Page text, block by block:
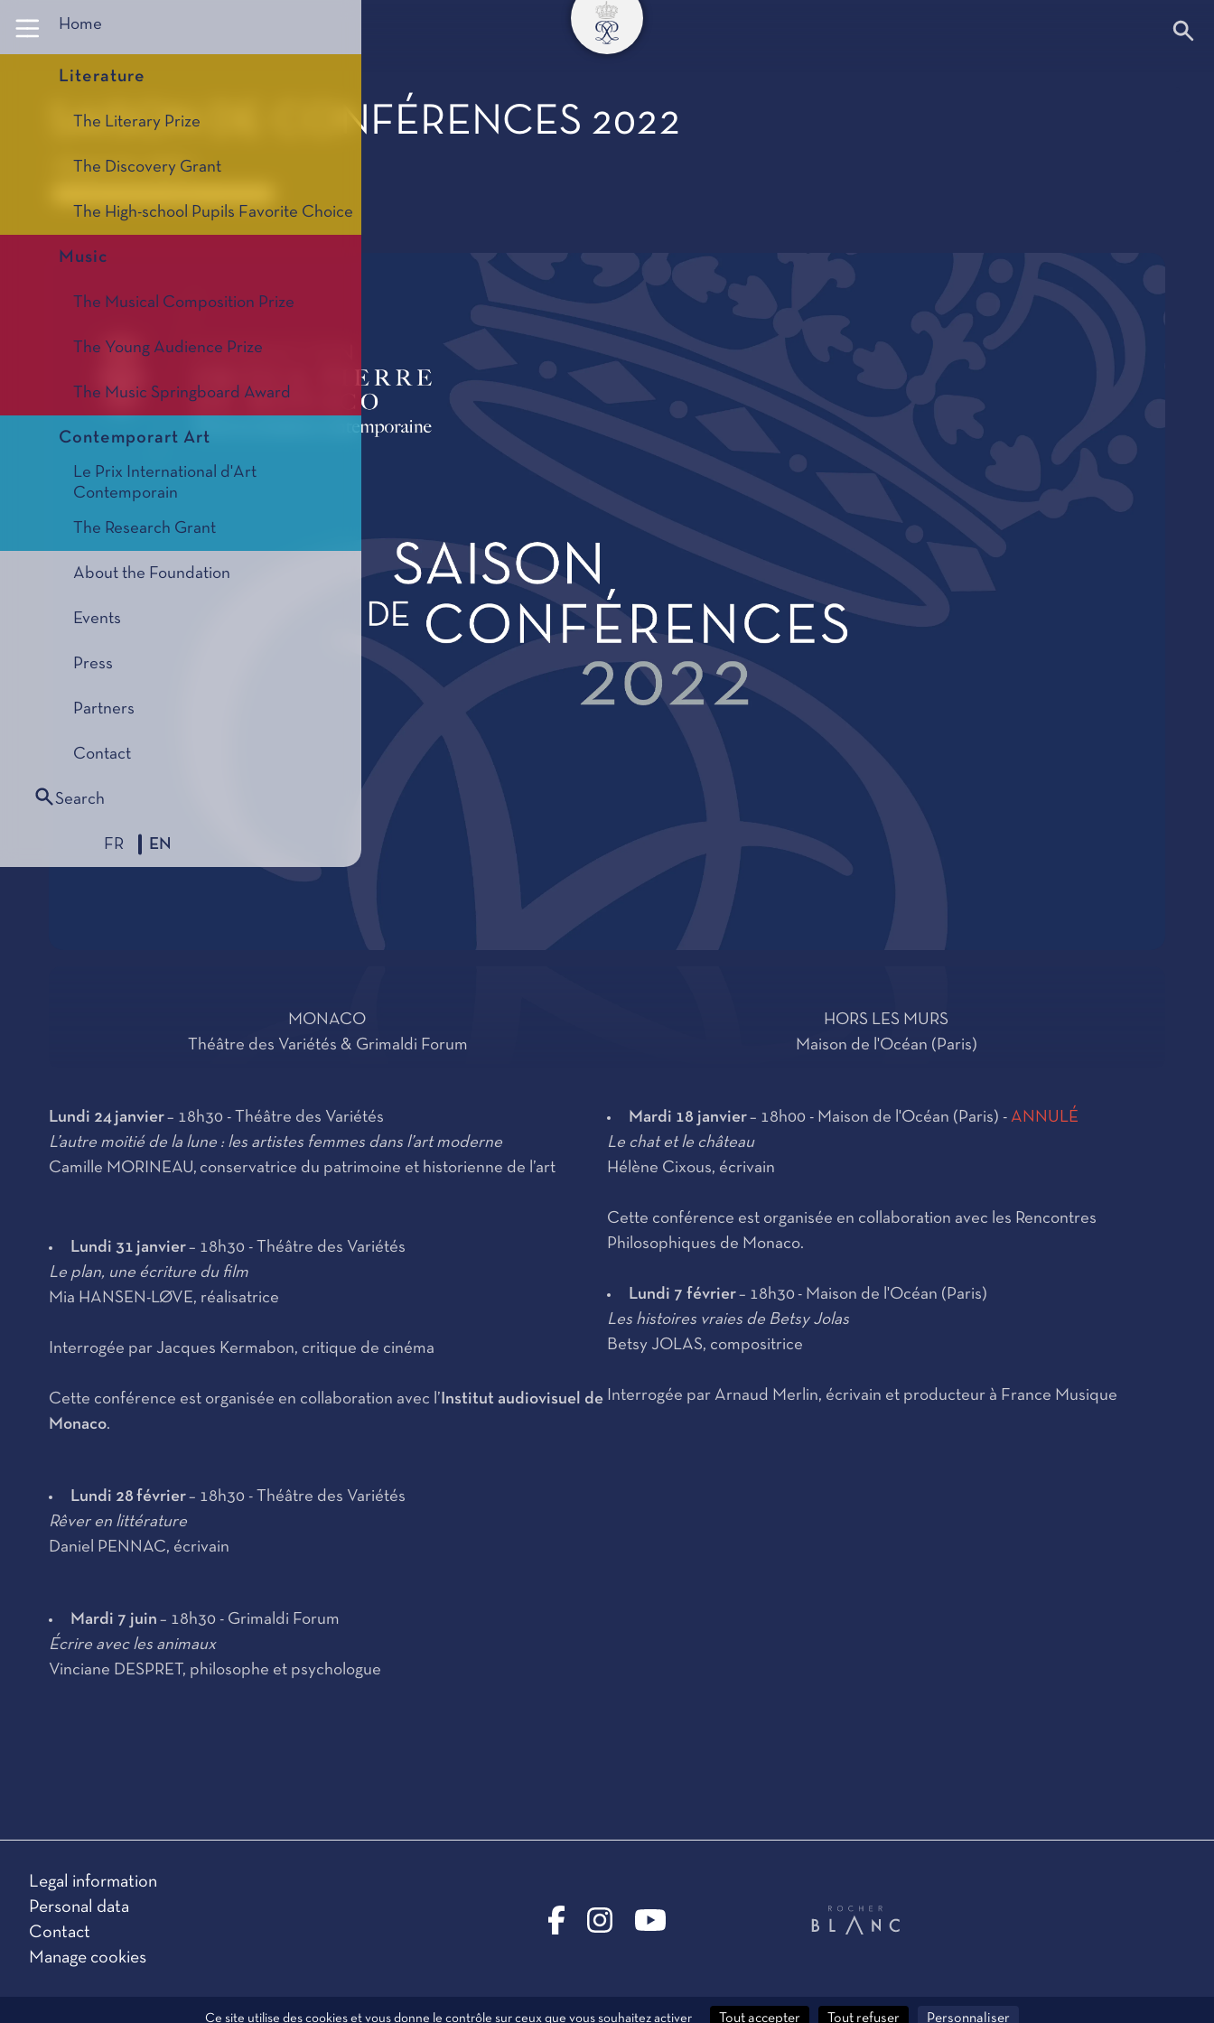
Home
Literature
The Literary Prize
The Discovery Grant
The High-school Pupils Favorite Choice
Music
The Musical Composition Prize
The Young Audience Prize
The Music Springboard Award
Contemporart Art
Le Prix International d'Art
Contemporain
The Research Grant
About the Foundation
Events
Press
Partners
Contact
Search
FR EN
SAISON DE CONFÉRENCES 2022
18 janvier 2022 -
MONACO
Théâtre des Variétés & Grimaldi Forum
Lundi 24 janvier– 18h30 - Théâtre des Variétés
L’autre moitié de la lune : les artistes femmes dans l’art moderne
Camille MORINEAU, conservatrice du patrimoine et historienne de l’art
Lundi 31 janvier– 18h30 - Théâtre des Variétés
Le plan, une écriture du film
Mia HANSEN-LØVE, réalisatrice
Interrogée par Jacques Kermabon, critique de cinéma
Cette conférence est organisée en collaboration avec l’ Institut audiovisuel de
Monaco.
Lundi 28 février– 18h30 - Théâtre des Variétés
Rêver en littérature
Daniel PENNAC, écrivain
Mardi 7 juin– 18h30 - Grimaldi Forum
Écrire avec les animaux
Vinciane DESPRET, philosophe et psychologue
HORS LES MURS
Maison de l'Océan (Paris)
Mardi 18 janvier– 18h00 - Maison de l'Océan (Paris) - ANNULÉ
Le chat et le château
Hélène Cixous, écrivain
Cette conférence est organisée en collaboration avec les Rencontres
Philosophiques de Monaco.
Lundi 7 février– 18h30 - Maison de l'Océan (Paris)
Les histoires vraies de Betsy Jolas
Betsy JOLAS, compositrice
Interrogée par Arnaud Merlin, écrivain et producteur à France Musique
Legal information
Personal data
Contact
Manage cookies
Ce site utilise des cookies et vous donne le contrôle sur ceux que vous souhaitez activer Tout accepter Tout refuser Personnaliser